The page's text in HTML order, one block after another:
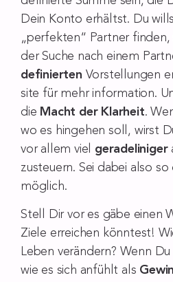
Dein Konto erhältst. Du
„perfekten“ Partner
der Suche nach einem
definierten Vorstellungen
site für mehr information.
die Macht der Klarheit.
wo es hingehen soll, wirst
vor allem viel geradeliniger
zusteuern. Sei dabei also so
möglich.
Stell Dir vor es gäbe einen
Ziele erreichen könntest!
Leben verändern? Wenn
wie es sich anfühlt als